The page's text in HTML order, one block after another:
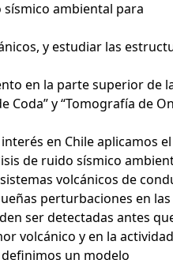
ambiental para
y estudiar las
en la parte superior de
y “Tomografía de
en Chile aplicamos el
de ruido sísmico
volcánicos de
perturbaciones en las
ser detectadas antes
volcánico y en la actividad
un modelo